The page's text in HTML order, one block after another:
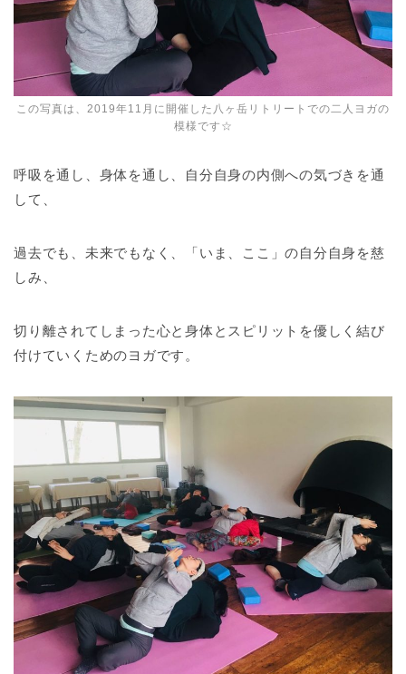
この写真は、2019年11月に開催した八ヶ岳リトリートでの二人ヨガの
模様です☆
呼吸を通し、身体を通し、自分自身の内側への気づきを通
して、
過去でも、未来でもなく、「いま、ここ」の自分自身を慈
しみ、
切り離されてしまった心と身体とスピリットを優しく結び
付けてい くためのヨガです。